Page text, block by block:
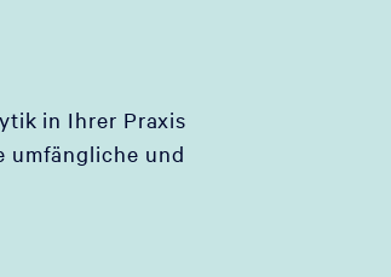
in Ihrer Praxis
umfängliche und